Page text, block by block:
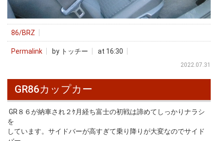
86/BRZ
Permalink by トッチー at 16:30
2022.07.31
GR86カップカー
GR８６が納車され２ｹ月経ち富士の初戦は諦めてしっかりナラシ
を
しています。サイドバーが高すぎて乗り降りが大変なのでサイド